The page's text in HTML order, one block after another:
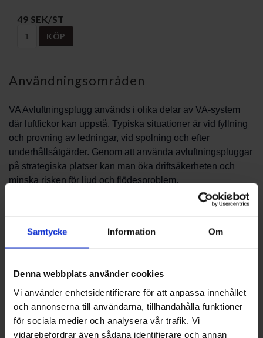
Samtycke Information Om
Denna webbplats använder cookies
Vi använder enhetsidentifierare för att anpassa innehållet
och annonserna till användarna, tillhandahålla funktioner
för sociala medier och analysera vår trafik. Vi
vidarebefordrar även sådana identifierare och annan
49 SEK/ST
KÖP
Användningsområden
VA Avluftningsplugg används i olika delar av VA-system
där luftfickor kan uppstå. Typiska situationer är vid fyllning
och provning av ledningar, vid spolning och efter
underhållsåtgärder. Genom att använda avluftningspluggar
på strategiska platser kan man öka driftsäkerheten och
minska risken för ljud och flödesproblem.
Vid installation är det viktigt att placera pluggen i
tillbehör som är avsedda för avluftning. Planera placering
tidigt i projektet för att undvika eftermontering som kan bli
dyrare och mer tidskrävande.